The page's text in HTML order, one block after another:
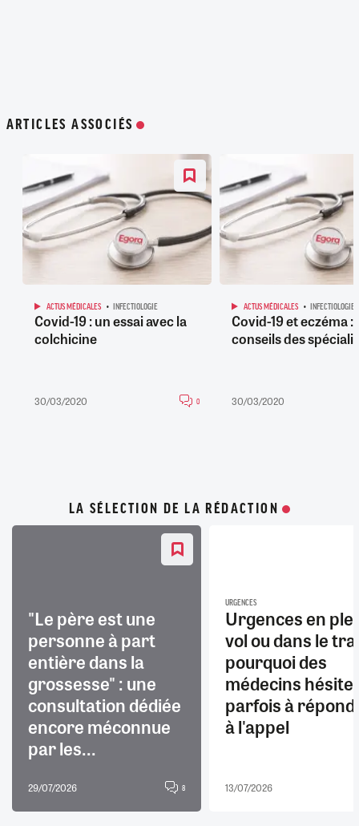
ARTICLES ASSOCIÉS
ACTUS MÉDICALES INFECTIOLOGIE
Covid-19 : un essai avec la
colchicine
30/03/2020 0
ACTUS MÉDICALES INFECTIOLOGIE
Covid-19 et eczéma :
conseils des
30/03/2020
LA SÉLECTION DE LA RÉDACTION
"Le père est une
personne à part
entière dans la
grossesse" : une
consultation dédiée
encore méconnue
par les...
29/07/2026 8
URGENCES
Urgences en
vol ou dans le
pourquoi des
médecins
parfois à
à l'appel
13/07/2026